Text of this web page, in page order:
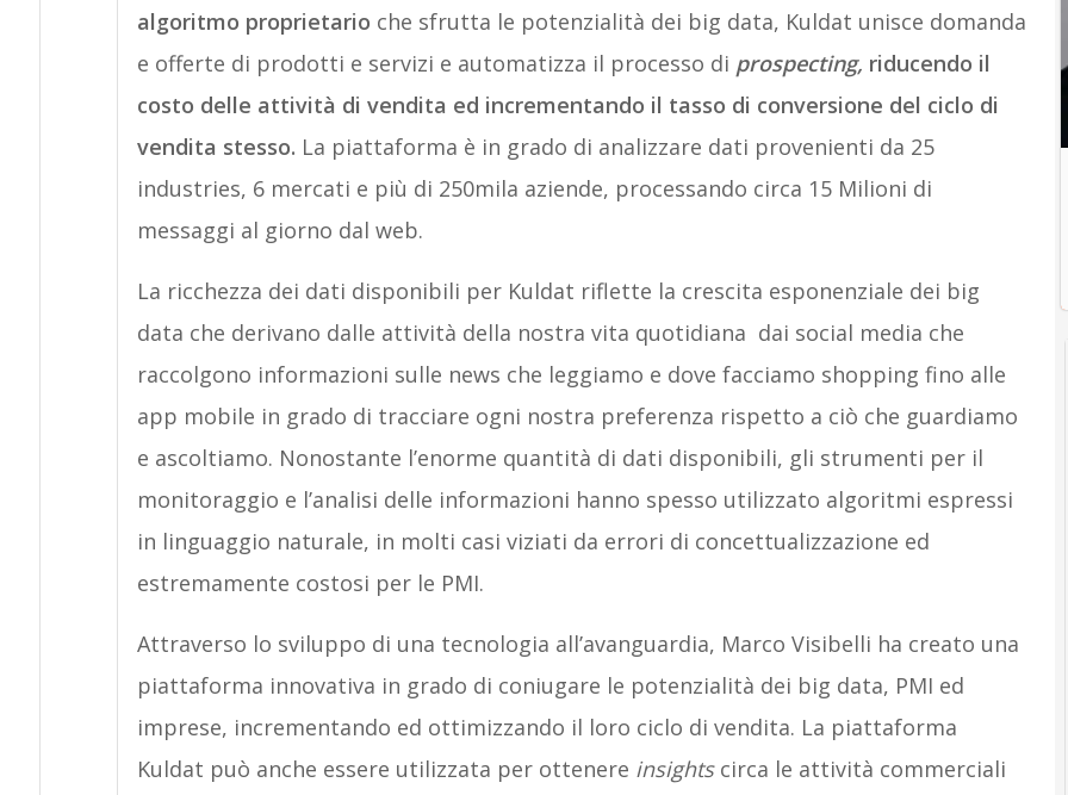
algoritmo proprietario che sfrutta le potenzialità dei big data, Kuldat unisce domanda
e offerte di prodotti e servizi e automatizza il processo di prospecting, riducendo il
costo delle attività di vendita ed incrementando il tasso di conversione del ciclo di
vendita stesso. La piattaforma è in grado di analizzare dati provenienti da 25
industries, 6 mercati e più di 250mila aziende, processando circa 15 Milioni di
messaggi al giorno dal web.
La ricchezza dei dati disponibili per Kuldat riflette la crescita esponenziale dei big
data che derivano dalle attività della nostra vita quotidiana ­ dai social media che
raccolgono informazioni sulle news che leggiamo e dove facciamo shopping fino alle
app mobile in grado di tracciare ogni nostra preferenza rispetto a ciò che guardiamo
e ascoltiamo. Nonostante l’enorme quantità di dati disponibili, gli strumenti per il
monitoraggio e l’analisi delle informazioni hanno spesso utilizzato algoritmi espressi
in linguaggio naturale, in molti casi viziati da errori di concettualizzazione ed
estremamente costosi per le PMI.
Attraverso lo sviluppo di una tecnologia all’avanguardia, Marco Visibelli ha creato una
piattaforma innovativa in grado di coniugare le potenzialità dei big data, PMI ed
imprese, incrementando ed ottimizzando il loro ciclo di vendita. La piattaforma
Kuldat può anche essere utilizzata per ottenere insights circa le attività commerciali